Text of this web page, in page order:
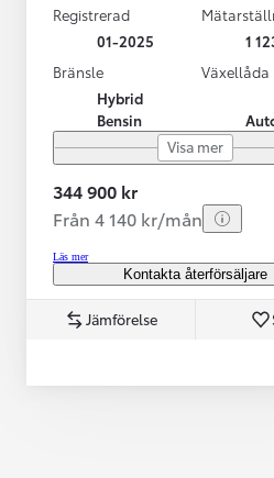
Registrerad
01-2025
1
Bränsle
Hybrid
Bensin
Växellåda
Visa mer
344 900 kr
Från 4 140 kr/mån
Läs mer
Kontakta återförsäljare
Jämförelse